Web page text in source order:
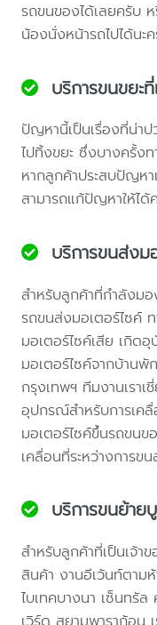
รถขนของได้เลยครับ
น้องนั่งหน้ารถไปได้น
บริการขนขยะ
ปัญหานี้เป็นเรื่องที่น่า
ไปทิ้งขยะ ซึ่งบางครั้งท
หากลูกค้าประสบปัญหา
สามารถแก้ปัญหาให้ได้
บริการขนส่งม
สำหรับลูกค้าที่กำลังม
รถขนส่งมอเตอร์ไซค์ ท
มอเตอร์ไซค์เสีย เกิด
มอเตอร์ไซค์จากบ้าน
กรุงเทพฯ ทีมงานเรา
อุปกรณ์สำหรับการเค
มอเตอร์ไซค์ขึ้นรถขนข
เคลื่อนที่ระหว่างการข
บริการขนย้าย
สำหรับลูกค้าที่เป็นเจ้
สินค้า งานอีเว้นท์ตาม
ไบเทคบางนา เซ็นทรั